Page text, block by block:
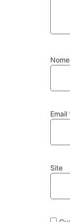
Nome
Email
Site